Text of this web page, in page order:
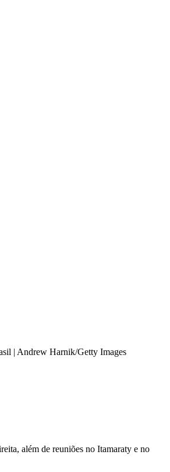
| Andrew Harnik/Getty Images
além de reuniões no Itamaraty e no